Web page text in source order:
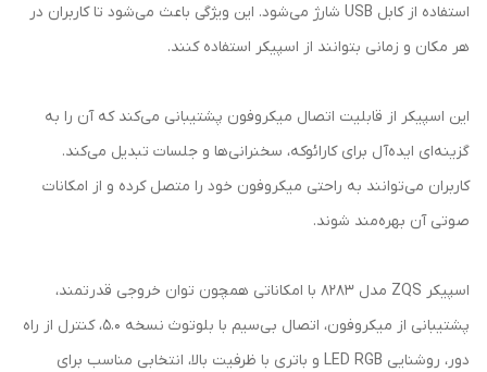
استفاده از کابل USB شارژ می‌شود. این ویژگی باعث می‌شود تا کاربران در
هر مکان و زمانی بتوانند از اسپیکر استفاده کنند.
این اسپیکر از قابلیت اتصال میکروفون پشتیبانی می‌کند که آن را به
گزینه‌ای ایده‌آل برای کارائوکه، سخنرانی‌ها و جلسات تبدیل می‌کند.
کاربران می‌توانند به راحتی میکروفون خود را متصل کرده و از امکانات
صوتی آن بهره‌مند شوند.
اسپیکر ZQS مدل 8283 با امکاناتی همچون توان خروجی قدرتمند،
پشتیبانی از میکروفون، اتصال بی‌سیم با بلوتوث نسخه 5.0، کنترل از راه
دور، روشنایی LED RGB و باتری با ظرفیت بالا، انتخابی مناسب برای